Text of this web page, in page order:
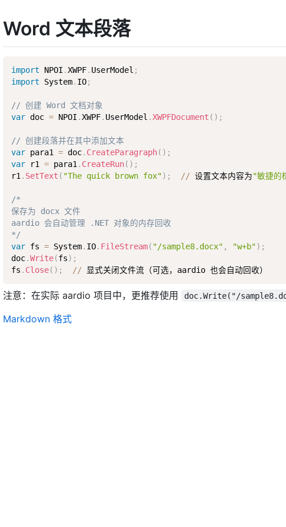
Word 文本段落
import NPOI .XWPF. UserModel ;
import System. IO;
// 创建 Word 文档对象
var doc = NPOI .XWPF. UserModel .XWPFDocument ( ) ;
// 创建段落并在其中添加文本
var para1 = doc. CreateParagraph( ) ;
var r1 = para1 . CreateRun( ) ;
r1 . SetText ( "The quick brown fox") ; // 设置文本内容为"敏捷的
/*
保存为 docx 文件
aardio 会自动管理 .NET 对象的内存回收
*/
var fs = System. IO. FileStream( "/sample8.docx" , "w+b") ;
doc.Write(fs) ;
fs . Close( ) ; //
注意：在实际 aardio 项目中，更推荐使用 doc.Write("/
Markdown 格式